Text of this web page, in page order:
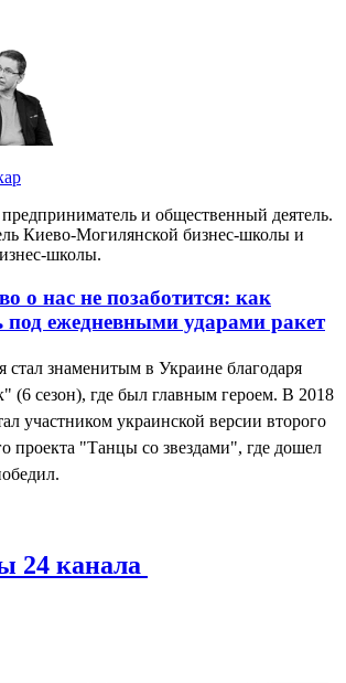
и общественный деятель.
Киево-Могилянской бизнес-школы и
школы.
о нас не позаботится: как
ежедневными ударами ракет
знаменитым в Украине благодаря
(6 сезон), где был главным героем. В 2018
участником украинской версии второго
проекта "Танцы со звездами", где дошел
24 канала